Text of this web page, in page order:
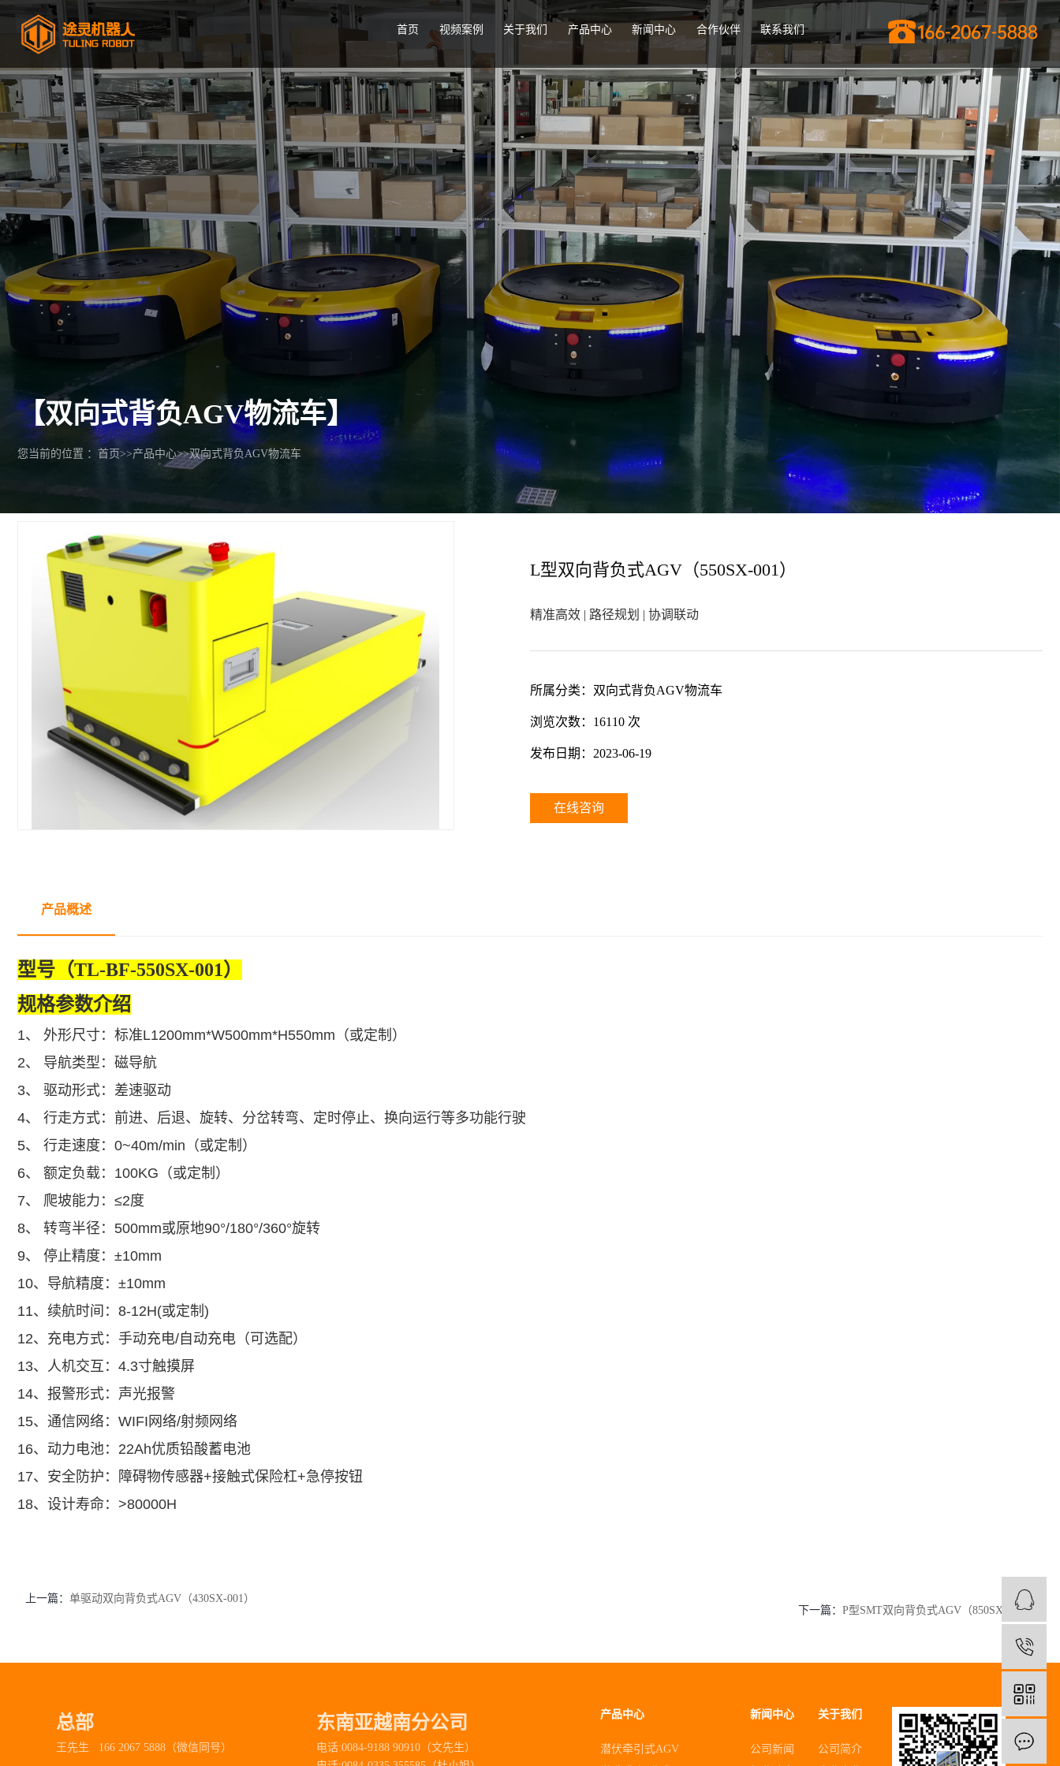
首页 视频案例 关于我们 产品中心 新闻中心 合作伙伴 联系我们
【双向式背负AGV物流车】
您当前的位置 ： 首页>>产品中心>>双向式背负AGV物流车
L型双向背负式AGV（550SX-001）
精准高效 | 路径规划 | 协调联动
所属分类： 双向式背负AGV物流车
浏览次数： 16110 次
发布日期： 2023-06-19
在线咨询
产品概述
型号（TL-BF-550SX-001）
规格参数介绍
1、 外形尺寸：标准L1200mm*W500mm*H550mm（或定制）
2、 导航类型：磁导航
3、 驱动形式：差速驱动
4、 行走方式：前进、后退、旋转、分岔转弯、定时停止、换向运行等多功能行驶
5、 行走速度：0~40m/min（或定制）
6、 额定负载：100KG（或定制）
7、 爬坡能力：≤2度
8、 转弯半径：500mm或原地90°/180°/360°旋转
9、 停止精度：±10mm
10、导航精度：±10mm
11、续航时间：8-12H(或定制)
12、充电方式：手动充电/自动充电（可选配）
13、人机交互：4.3寸触摸屏
14、报警形式：声光报警
15、通信网络：WIFI网络/射频网络
16、动力电池：22Ah优质铅酸蓄电池
17、安全防护：障碍物传感器+接触式保险杠+急停按钮
18、设计寿命：>80000H
上一篇： 单驱动双向背负式AGV（430SX-001）
下一篇： P型SMT双向背负式AGV（850SX-001）
总部
王先生 166 2067 5888（微信同号）
东南亚越南分公司
电话:0084-9188 90910（文先生）
产品中心
潜伏牵引式AGV
新闻中心
公司新闻
关于我们
公司简介